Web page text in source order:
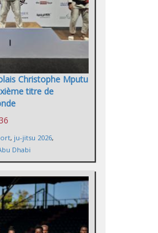
Christophe Mputu
titre de
, ju-jitsu 2026,
Dhabi